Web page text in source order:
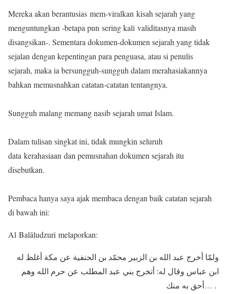
Mereka akan berantusias mem-viralkan kisah sejarah yang
menguntungkan -betapa pun sering kali validitasnya masih
disangsikan-. Sementara dokumen-dokumen sejarah yang tidak
sejalan dengan kepentingan para penguasa, atau si penulis
sejarah, maka ia bersungguh-sungguh dalam merahasiakannya
bahkan memusnahkan catatan-catatan tentangnya.
Sungguh malang memang nasib sejarah umat Islam.
Dalam tulisan singkat ini, tidak mungkin seluruh
data kerahasiaan dan pemusnahan dokumen sejarah itu
disebutkan.
Pembaca hanya saya ajak membaca dengan baik catatan sejarah
di bawah ini:
Al Balâludzuri melaporkan:
ولمّا أخرج عبد الله بن الزبير محمّد بن الحنفية عن مكة أغلظ له
ابن عباس وقال له: أتخرج بني عبد المطلب عن حرم الله وهم
أحق به منك… .